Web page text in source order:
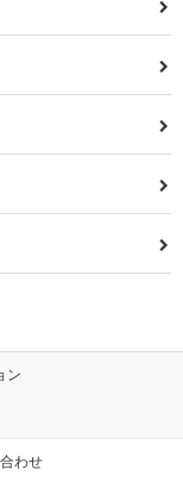
ン
わせ